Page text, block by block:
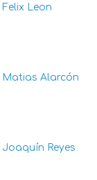
Felix Leon
Matias Alarcón
Joaquín Reyes